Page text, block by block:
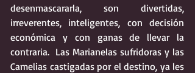
desenmascararla, son divertidas,
irreverentes, inteligentes, con decisión
económica y con ganas de llevar la
contraria.  Las Marianelas sufridoras y las
Camelias castigadas por el destino, ya les